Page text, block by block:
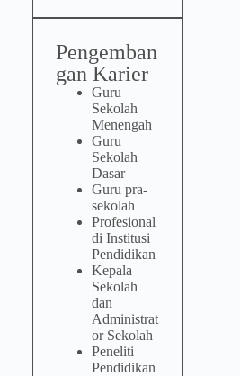
Pengemban
gan Karier
Guru
Sekolah
Menengah
Guru
Sekolah
Dasar
Guru pra-
sekolah
Profesional
di Institusi
Pendidikan
Kepala
Sekolah
dan
Administrat
or Sekolah
Peneliti
Pendidikan